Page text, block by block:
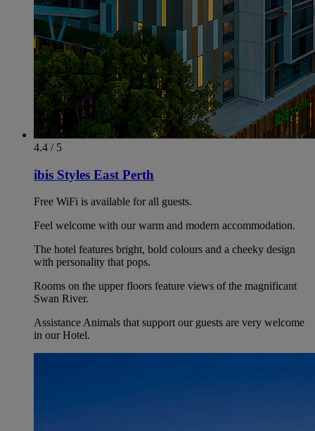
4.4 / 5
ibis Styles East Perth
Free WiFi is available for all guests.
Feel welcome with our warm and modern accommodation.
The hotel features bright, bold colours and a cheeky design
with personality that pops.
Rooms on the upper floors feature views of the magnificant
Swan River.
Assistance Animals that support our guests are very welcome
in our Hotel.